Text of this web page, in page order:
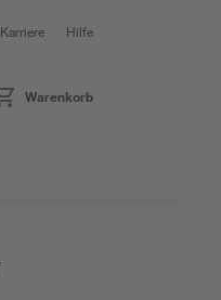
Karriere Hilfe
Warenkorb